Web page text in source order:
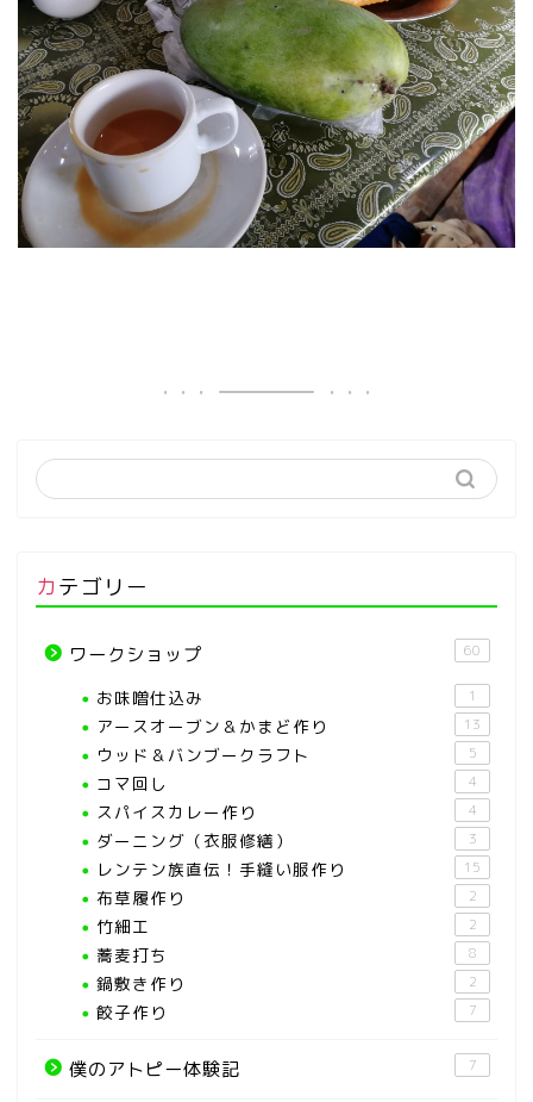
カテゴリー
ワークショップ 60
お味噌仕込み 1
アースオーブン＆かまど作り 13
ウッド＆バンブークラフト 5
コマ回し 4
スパイスカレー作り 4
ダーニング（衣服修繕） 3
レンテン族直伝！手縫い服作り 15
布草履作り 2
竹細工 2
蕎麦打ち 8
鍋敷き作り 2
餃子作り 7
僕のアトピー体験記 7